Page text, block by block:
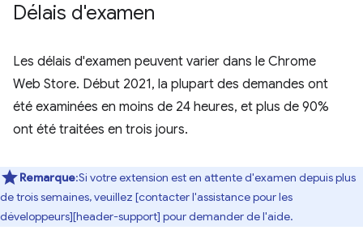
Délais d'examen
Les délais d'examen peuvent varier dans le Chrome
Web Store. Début 2021, la plupart des demandes ont
été examinées en moins de 24 heures, et plus de 90%
ont été traitées en trois jours.
Remarque:Si votre extension est en attente d'examen depuis plus
de trois semaines, veuillez [contacter l'assistance pour les
développeurs][header-support] pour demander de l'aide.